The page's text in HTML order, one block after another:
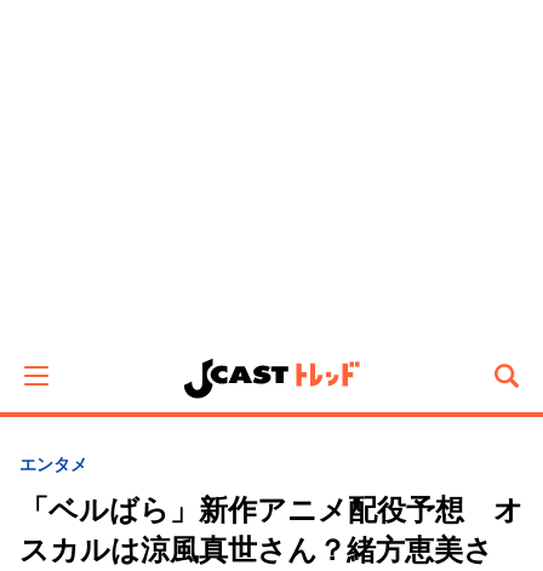
エンタメ
「ベルばら」新作アニメ配役予想 オ
スカルは涼風真世さん？緒方恵美さ